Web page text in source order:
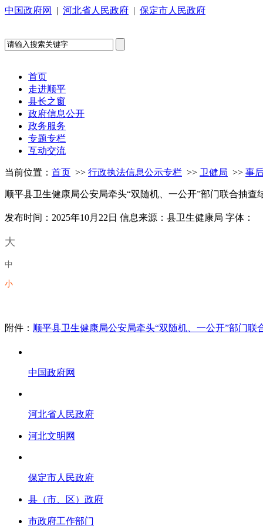
中国政府网 | 河北省人民政府 | 保定市人民政府
首页
走进顺平
县长之窗
政府信息公开
政务服务
专题专栏
互动交流
当前位置： 首页 >> 行政执法信息公示专栏 >> 卫健局 >> 事
顺平县卫生健康局公安局牵头“双随机、一公开”部门联合抽查
发布时间：2025年10月22日 信息来源：县卫生健康局 字体：
大
中
小
附件： 顺平县卫生健康局公安局牵头“双随机、一公开”部门联
中国政府网
河北省人民政府
河北文明网
保定市人民政府
县（市、区）政府
市政府工作部门